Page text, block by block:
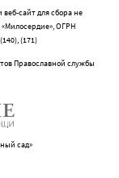
сайт для сбора не
ОГРН
(171)
Православной службы
сад»